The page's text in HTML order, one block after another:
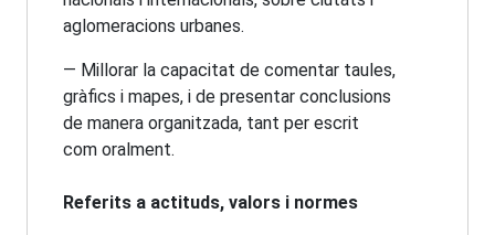
aglomeracions urbanes.
— Millorar la capacitat de comentar taules,
gràfics i mapes, i de presentar conclusions
de manera organitzada, tant per escrit
com oralment.
Referits a actituds, valors i normes